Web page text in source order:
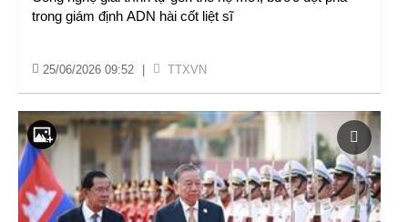
trong giám định ADN hài cốt liệt sĩ
25/06/2026 09:52 TTXVN